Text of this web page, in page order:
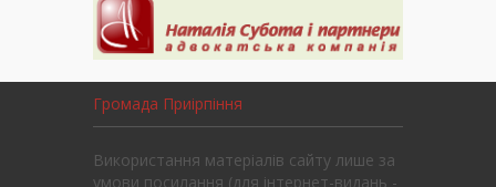
Громада Приірпіння
Використання матеріалів сайту лише за
умови посилання (для інтернет-видань -